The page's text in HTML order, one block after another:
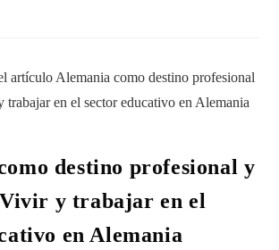
destino profesional y
y trabajar en el
en Alemania